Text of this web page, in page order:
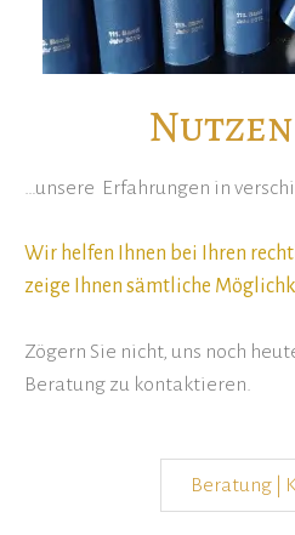
…unsere Erfahrungen in
Wir helfen Ihnen bei Ihren
zeige Ihnen sämtliche
Zögern Sie nicht, uns noch
Beratung zu kontaktieren.
Beratung |